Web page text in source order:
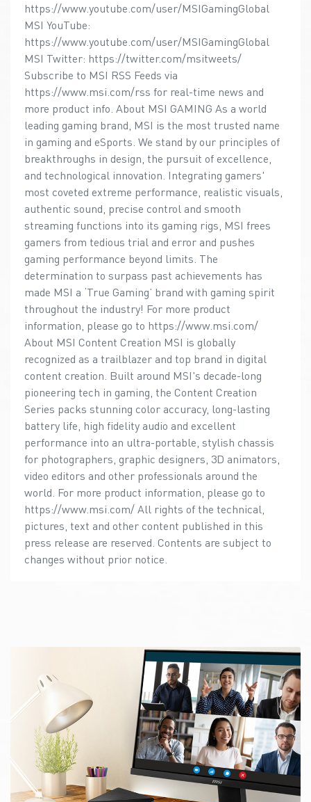
https://www.youtube.com/user/MSIGamingGlobal
MSI YouTube:
https://www.youtube.com/user/MSIGamingGlobal
MSI Twitter: https://twitter.com/msitweets/
Subscribe to MSI RSS Feeds via
https://www.msi.com/rss for real-time news and
more product info. About MSI GAMING As a world
leading gaming brand, MSI is the most trusted name
in gaming and eSports. We stand by our principles of
breakthroughs in design, the pursuit of excellence,
and technological innovation. Integrating gamers'
most coveted extreme performance, realistic visuals,
authentic sound, precise control and smooth
streaming functions into its gaming rigs, MSI frees
gamers from tedious trial and error and pushes
gaming performance beyond limits. The
determination to surpass past achievements has
made MSI a ‘True Gaming’ brand with gaming spirit
throughout the industry! For more product
information, please go to https://www.msi.com/
About MSI Content Creation MSI is globally
recognized as a trailblazer and top brand in digital
content creation. Built around MSI's decade-long
pioneering tech in gaming, the Content Creation
Series packs stunning color accuracy, long-lasting
battery life, high fidelity audio and excellent
performance into an ultra-portable, stylish chassis
for photographers, graphic designers, 3D animators,
video editors and other professionals around the
world. For more product information, please go to
https://www.msi.com/ All rights of the technical,
pictures, text and other content published in this
press release are reserved. Contents are subject to
changes without prior notice.